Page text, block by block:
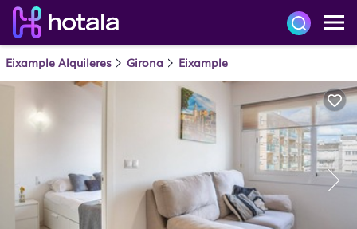
Eixample Alquileres Girona Eixample